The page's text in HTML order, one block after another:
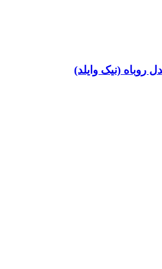
روباه (نیک وایلد)